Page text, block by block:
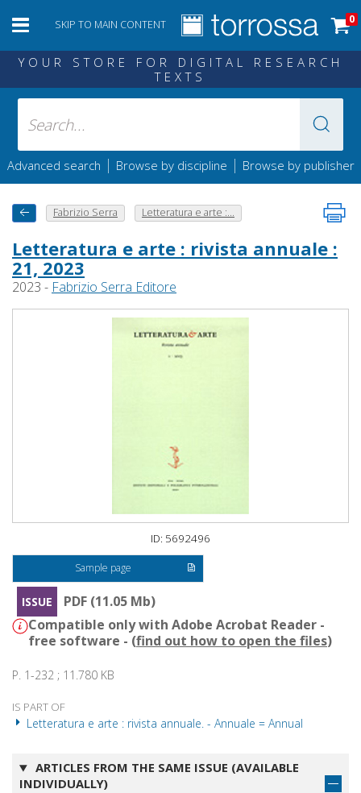
SKIP TO MAIN CONTENT 0
YOUR STORE FOR DIGITAL RESEARCH
TEXTS
Advanced search | Browse by discipline | Browse by publisher
Fabrizio Serra Letteratura e arte :...
Letteratura e arte : rivista annuale :
21, 2023
2023 - Fabrizio Serra Editore
ID: 5692496
Sample page
ISSUE
PDF (11.05 Mb)
Compatible only with Adobe Acrobat Reader -
free software - (find out how to open the files)
P. 1-232 ; 11.780 KB
IS PART OF
Letteratura e arte : rivista annuale. - Annuale = Annual
ARTICLES FROM THE SAME ISSUE (AVAILABLE
INDIVIDUALLY)